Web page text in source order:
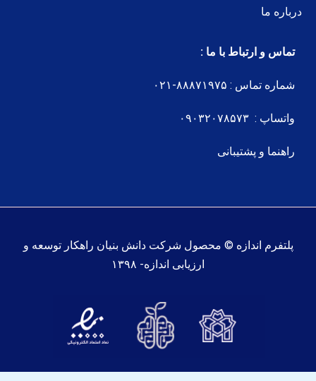
درباره ما
تماس و ارتباط با ما :
شماره تماس : ۸۸۸۷۱۹۷۵-۰۲۱
واتساپ : ۰۹۰۳۲۰۷۸۵۷۳
راهنما و پشتیبانی
پلتفرم اندازه © محصول شرکت دانش بنیان راهکار توسعه و
ارزیابی اندازه- ۱۳۹۸